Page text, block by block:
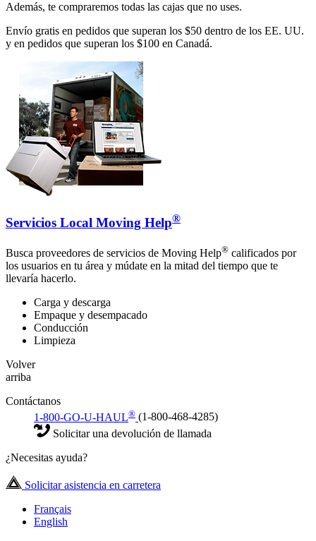
Además, te compraremos todas las cajas que no uses.
Envío gratis en pedidos que superan los $50 dentro de los EE. UU.
y en pedidos que superan los $100 en Canadá.
Servicios Local Moving Help®
Busca proveedores de servicios de Moving Help® calificados por
los usuarios en tu área y múdate en la mitad del tiempo que te
llevaría hacerlo.
Carga y descarga
Empaque y desempacado
Conducción
Limpieza
Volver
arriba
Contáctanos
1-800-GO-U-HAUL® (1-800-468-4285)
Solicitar una devolución de llamada
¿Necesitas ayuda?
Solicitar asistencia en carretera
Français
English